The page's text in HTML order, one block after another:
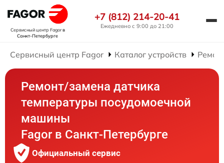
Сервисный центр Fagorв
Санкт-Петербурге
+7 (812) 214-20-41
Ежедневно с 9:00 до 21:00
Сервисный центр Fagor Каталог устройств
Ремонт/замена датчика
температуры посудомоечной
машины
Fagor в Санкт-Петербурге
Официальный сервис